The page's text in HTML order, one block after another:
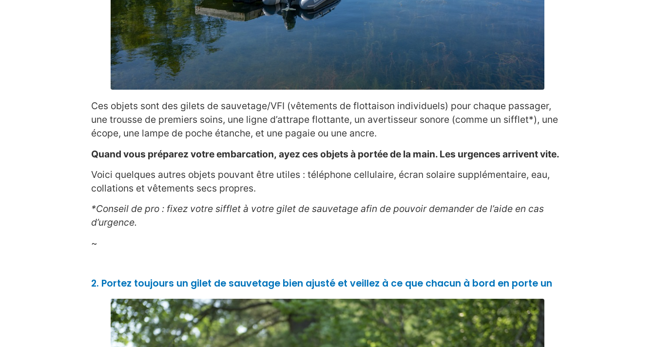
Ces objets sont des gilets de sauvetage/VFI (vêtements de flottaison individuels) pour chaque passager,
une trousse de premiers soins, une ligne d’attrape flottante, un avertisseur sonore (comme un sifflet*), une
écope, une lampe de poche étanche, et une pagaie ou une ancre.
Quand vous préparez votre embarcation, ayez ces objets à portée de la main. Les urgences arrivent vite.
Voici quelques autres objets pouvant être utiles : téléphone cellulaire, écran solaire supplémentaire, eau,
collations et vêtements secs propres.
*Conseil de pro : fixez votre sifflet à votre gilet de sauvetage afin de pouvoir demander de l’aide en cas
d’urgence.
~
2. Portez toujours un gilet de sauvetage bien ajusté et veillez à ce que chacun à bord en porte un